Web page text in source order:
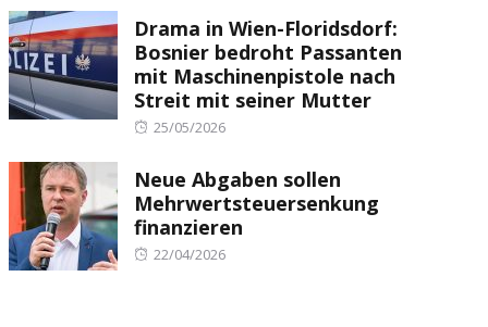
Drama in Wien-Floridsdorf:
Bosnier bedroht Passanten
mit Maschinenpistole nach
Streit mit seiner Mutter
Posted
25/05/2026
Neue Abgaben sollen
Mehrwertsteuersenkung
finanzieren
Posted
22/04/2026